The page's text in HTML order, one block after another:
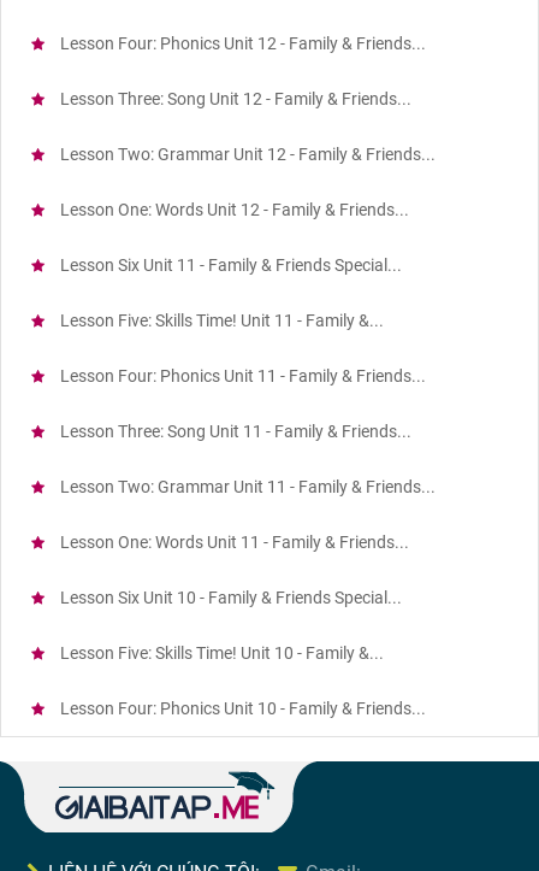
Lesson Four: Phonics Unit 12 - Family & Friends...
Lesson Three: Song Unit 12 - Family & Friends...
Lesson Two: Grammar Unit 12 - Family & Friends...
Lesson One: Words Unit 12 - Family & Friends...
Lesson Six Unit 11 - Family & Friends Special...
Lesson Five: Skills Time! Unit 11 - Family &...
Lesson Four: Phonics Unit 11 - Family & Friends...
Lesson Three: Song Unit 11 - Family & Friends...
Lesson Two: Grammar Unit 11 - Family & Friends...
Lesson One: Words Unit 11 - Family & Friends...
Lesson Six Unit 10 - Family & Friends Special...
Lesson Five: Skills Time! Unit 10 - Family &...
Lesson Four: Phonics Unit 10 - Family & Friends...